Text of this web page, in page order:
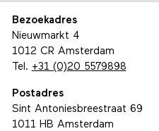
Bezoekadres
Nieuwmarkt 4
1012 CR Amsterdam
Tel. +31 (0)20 5579898
Postadres
Sint Antoniesbreestraat 69
1011 HB Amsterdam